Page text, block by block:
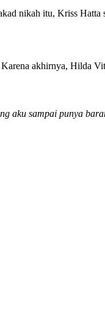
nikah itu, Kriss Hatta
akhirnya, Hilda
aku sampai punya